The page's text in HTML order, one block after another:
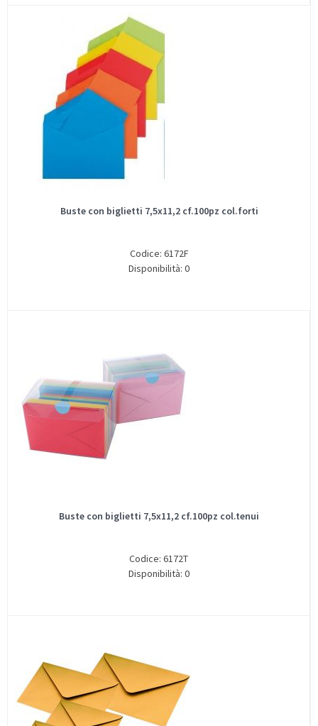
Buste con biglietti 7,5x11,2 cf.100pz col.forti
Codice: 6172F
Disponibilità: 0
Buste con biglietti 7,5x11,2 cf.100pz col.tenui
Codice: 6172T
Disponibilità: 0